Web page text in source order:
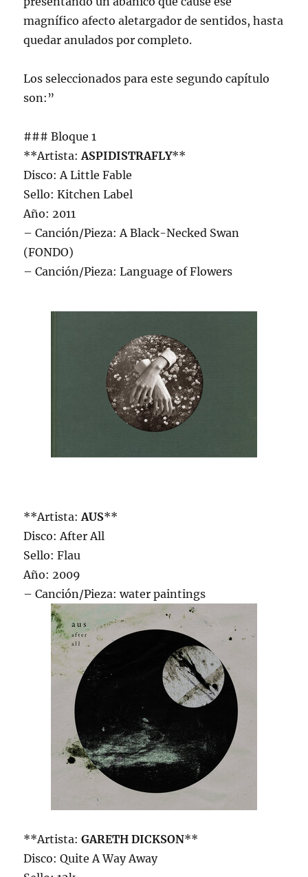
magnífico afecto aletargador de sentidos, hasta
quedar anulados por completo.
Los seleccionados para este segundo capítulo
son:”
### Bloque 1
**Artista:ASPIDISTRAFLY**
Disco: A Little Fable
Sello: Kitchen Label
Año: 2011
– Canción/Pieza: A Black-Necked Swan
(FONDO)
– Canción/Pieza: Language of Flowers
**Artista:AUS**
Disco: After All
Sello: Flau
Año: 2009
– Canción/Pieza: water paintings
**Artista:GARETH DICKSON**
Disco: Quite A Way Away